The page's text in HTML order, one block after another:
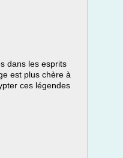
dans les esprits
est plus chère à
ces légendes